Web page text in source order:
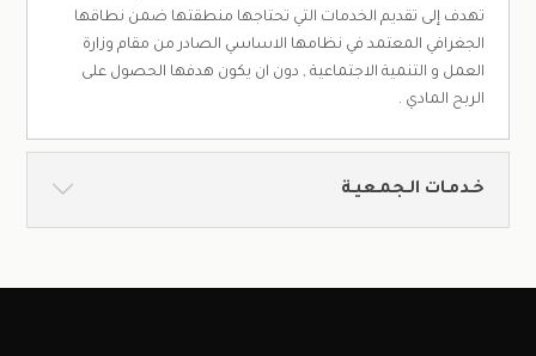
تهدف إلى تقديم الخدمات التي تحتاجها منطقتها ضمن نطاقها
الجغرافي المعتمد في نظامها الاساسي الصادر من مقام وزارة
العمل و التنمية الاجتماعية , دون ان يكون هدفها الحصول على
الربح المادي .
خـدمـات الـجمـعيـة